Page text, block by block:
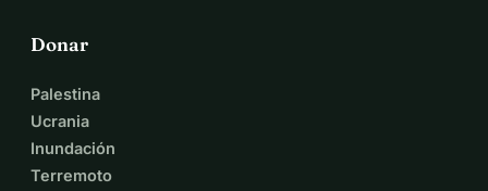
Donar
Palestina
Ucrania
Inundación
Terremoto